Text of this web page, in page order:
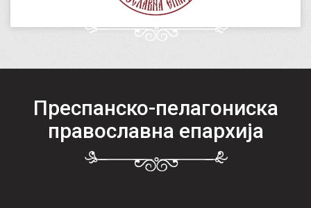
Преспанско-пелагониска
православна епархија